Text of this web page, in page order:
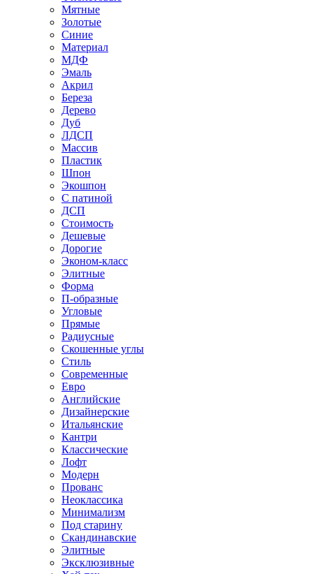
Мятные
Золотые
Синие
Материал
МДФ
Эмаль
Акрил
Береза
Дерево
Дуб
ЛДСП
Массив
Пластик
Шпон
Экошпон
С патиной
ДСП
Стоимость
Дешевые
Дорогие
Эконом-класс
Элитные
Форма
П-образные
Угловые
Прямые
Радиусные
Скошенные углы
Стиль
Современные
Евро
Английские
Дизайнерские
Итальянские
Кантри
Классические
Лофт
Модерн
Прованс
Неоклассика
Минимализм
Под старину
Скандинавские
Элитные
Эксклюзивные